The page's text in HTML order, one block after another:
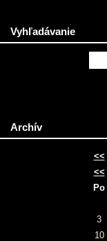
Vyhľadávanie
Archív
<<
<<
Po
3
10